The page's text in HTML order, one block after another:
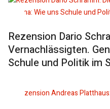
Rezension Dario
Vernachlässigten.
Schule und Politik im